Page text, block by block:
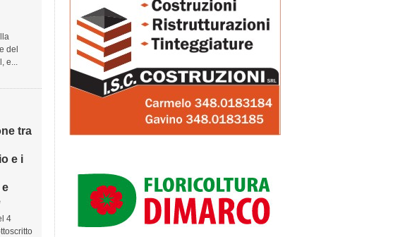
del
e...
tra
e i
e
4